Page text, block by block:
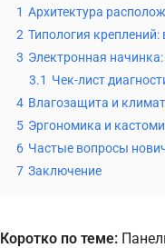
1 Архитектура
2 Типология
3 Электронная
3.1 Чек-лист
4 Влагозащита и
5 Эргономика и
6 Частые вопросы
7 Заключение
Коротко по теме: